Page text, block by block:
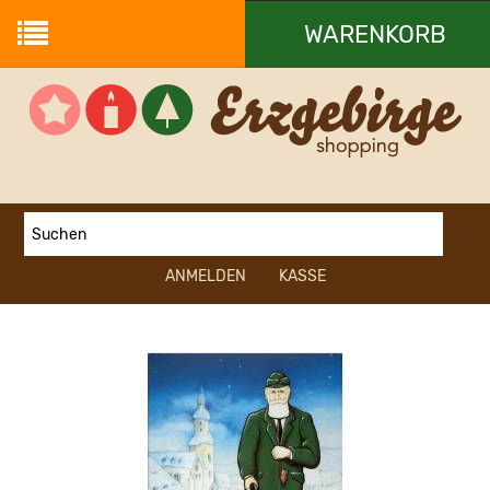
WARENKORB
Ihr Warenkorb ist leer.
ANMELDEN KASSE